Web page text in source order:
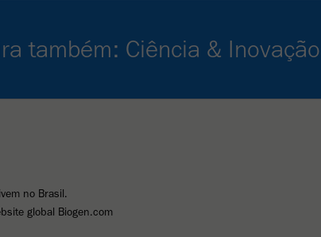
também: Ciência & Inovação
no Brasil.
global Biogen.com